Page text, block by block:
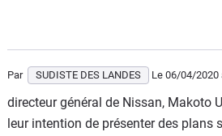
Par SUDISTE DES LANDES Le 06/04/2020
directeur général de Nissan, Makoto
leur intention de présenter des plans